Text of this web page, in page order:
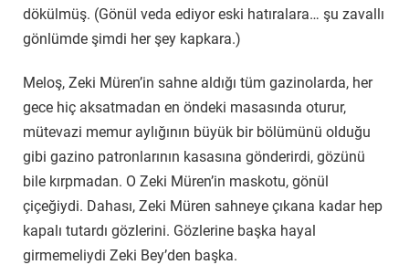
dökülmüş. (Gönül veda ediyor eski hatıralara… şu zavallı
gönlümde şimdi her şey kapkara.)
Meloş, Zeki Müren’in sahne aldığı tüm gazinolarda, her
gece hiç aksatmadan en öndeki masasında oturur,
mütevazi memur aylığının büyük bir bölümünü olduğu
gibi gazino patronlarının kasasına gönderirdi, gözünü
bile kırpmadan. O Zeki Müren’in maskotu, gönül
çiçeğiydi. Dahası, Zeki Müren sahneye çıkana kadar hep
kapalı tutardı gözlerini. Gözlerine başka hayal
girmemeliydi Zeki Bey’den başka.